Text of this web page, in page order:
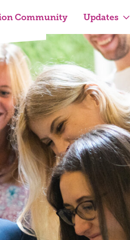
Community Updates